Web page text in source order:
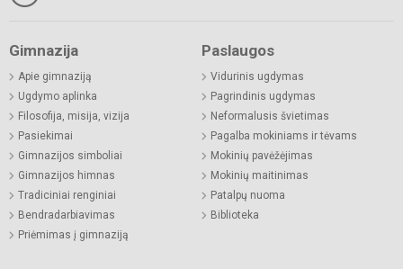
Gimnazija
Apie gimnaziją
Ugdymo aplinka
Filosofija, misija, vizija
Pasiekimai
Gimnazijos simboliai
Gimnazijos himnas
Tradiciniai renginiai
Bendradarbiavimas
Priėmimas į gimnaziją
Paslaugos
Vidurinis ugdymas
Pagrindinis ugdymas
Neformalusis švietimas
Pagalba mokiniams ir tėvams
Mokinių pavėžėjimas
Mokinių maitinimas
Patalpų nuoma
Biblioteka